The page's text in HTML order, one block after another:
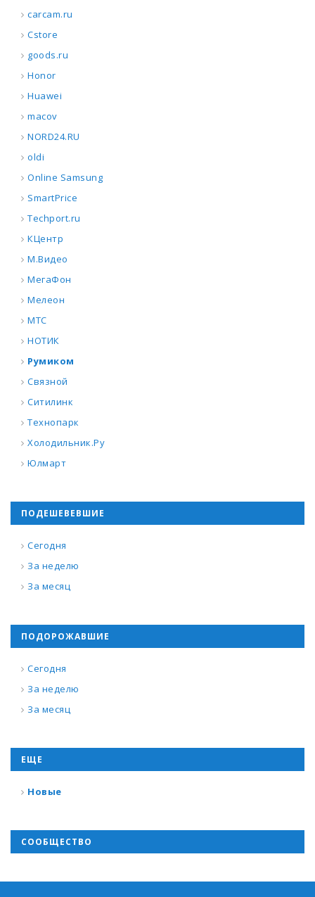
carcam.ru
Cstore
goods.ru
Honor
Huawei
macov
NORD24.RU
oldi
Online Samsung
SmartPrice
Techport.ru
КЦентр
М.Видео
МегаФон
Мелеон
МТС
НОТИК
Румиком
Связной
Ситилинк
Технопарк
Холодильник.Ру
Юлмарт
ПОДЕШЕВЕВШИЕ
Сегодня
За неделю
За месяц
ПОДОРОЖАВШИЕ
Сегодня
За неделю
За месяц
ЕЩЕ
Новые
СООБЩЕСТВО